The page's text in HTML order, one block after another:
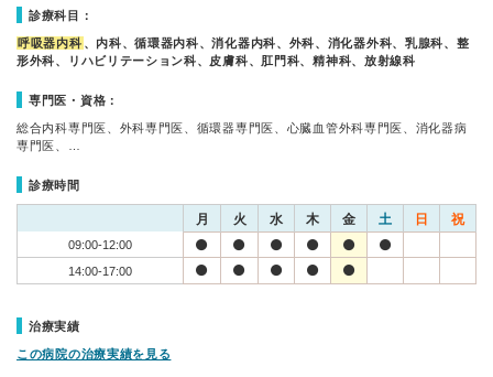
診療科目：
呼吸器内科 、内科、循環器内科、消化器内科、外科、消化器外科、乳腺科、整
形外科、リハビリテーション科、皮膚科、肛門科、精神科、放射線科
専門医・資格：
総合内科専門医、外科専門医、循環器専門医、心臓血管外科専門医、消化器病
専門医、…
診療時間
月 火 水 木 金 土 日 祝
09:00-12:00
14:00-17:00
治療実績
この病院の治療実績を見る